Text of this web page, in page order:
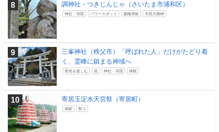
調神社・つきじんじゃ（さいたま市浦和区）
神社・寺院 パワースポット 瀬織津姫 天照大御神
三峯神社（秩父市）「呼ばれた人」だけがたどり着
く、霊峰に鎮まる神域へ
景色を楽しむ 花 神社・寺院 体験
寄居玉淀水天宮祭（寄居町）
体験 祭り